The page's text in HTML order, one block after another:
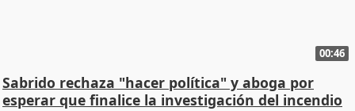
00:46
Sabrido rechaza "hacer política" y aboga por
esperar que finalice la investigación del incendio